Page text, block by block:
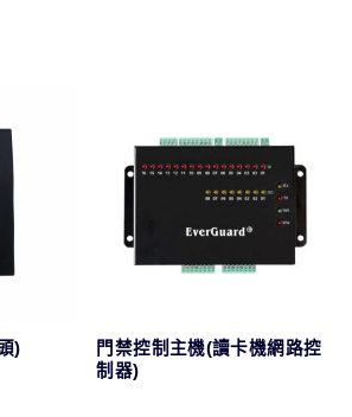
)
門禁控制主機(讀卡機網路控
制器)